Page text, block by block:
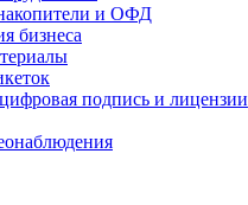
и ОФД
бизнеса
подпись и лицензии